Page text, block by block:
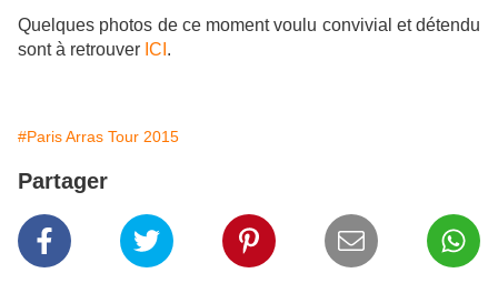
Quelques photos de ce moment voulu convivial et détendu
sont à retrouver ICI .
#Paris Arras Tour 2015
Partager